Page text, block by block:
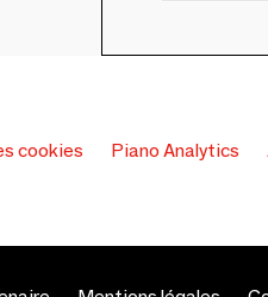
cookies Piano Analytics